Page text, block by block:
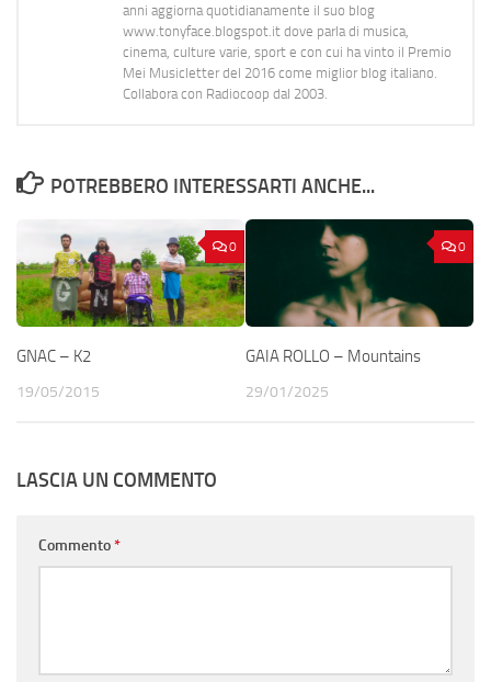
anni aggiorna quotidianamente il suo blog
www.tonyface.blogspot.it dove parla di musica,
cinema, culture varie, sport e con cui ha vinto il Premio
Mei Musicletter del 2016 come miglior blog italiano.
Collabora con Radiocoop dal 2003.
POTREBBERO INTERESSARTI ANCHE...
0
GNAC – K2
19/05/2015
0
GAIA ROLLO – Mountains
29/01/2025
LASCIA UN COMMENTO
Commento*